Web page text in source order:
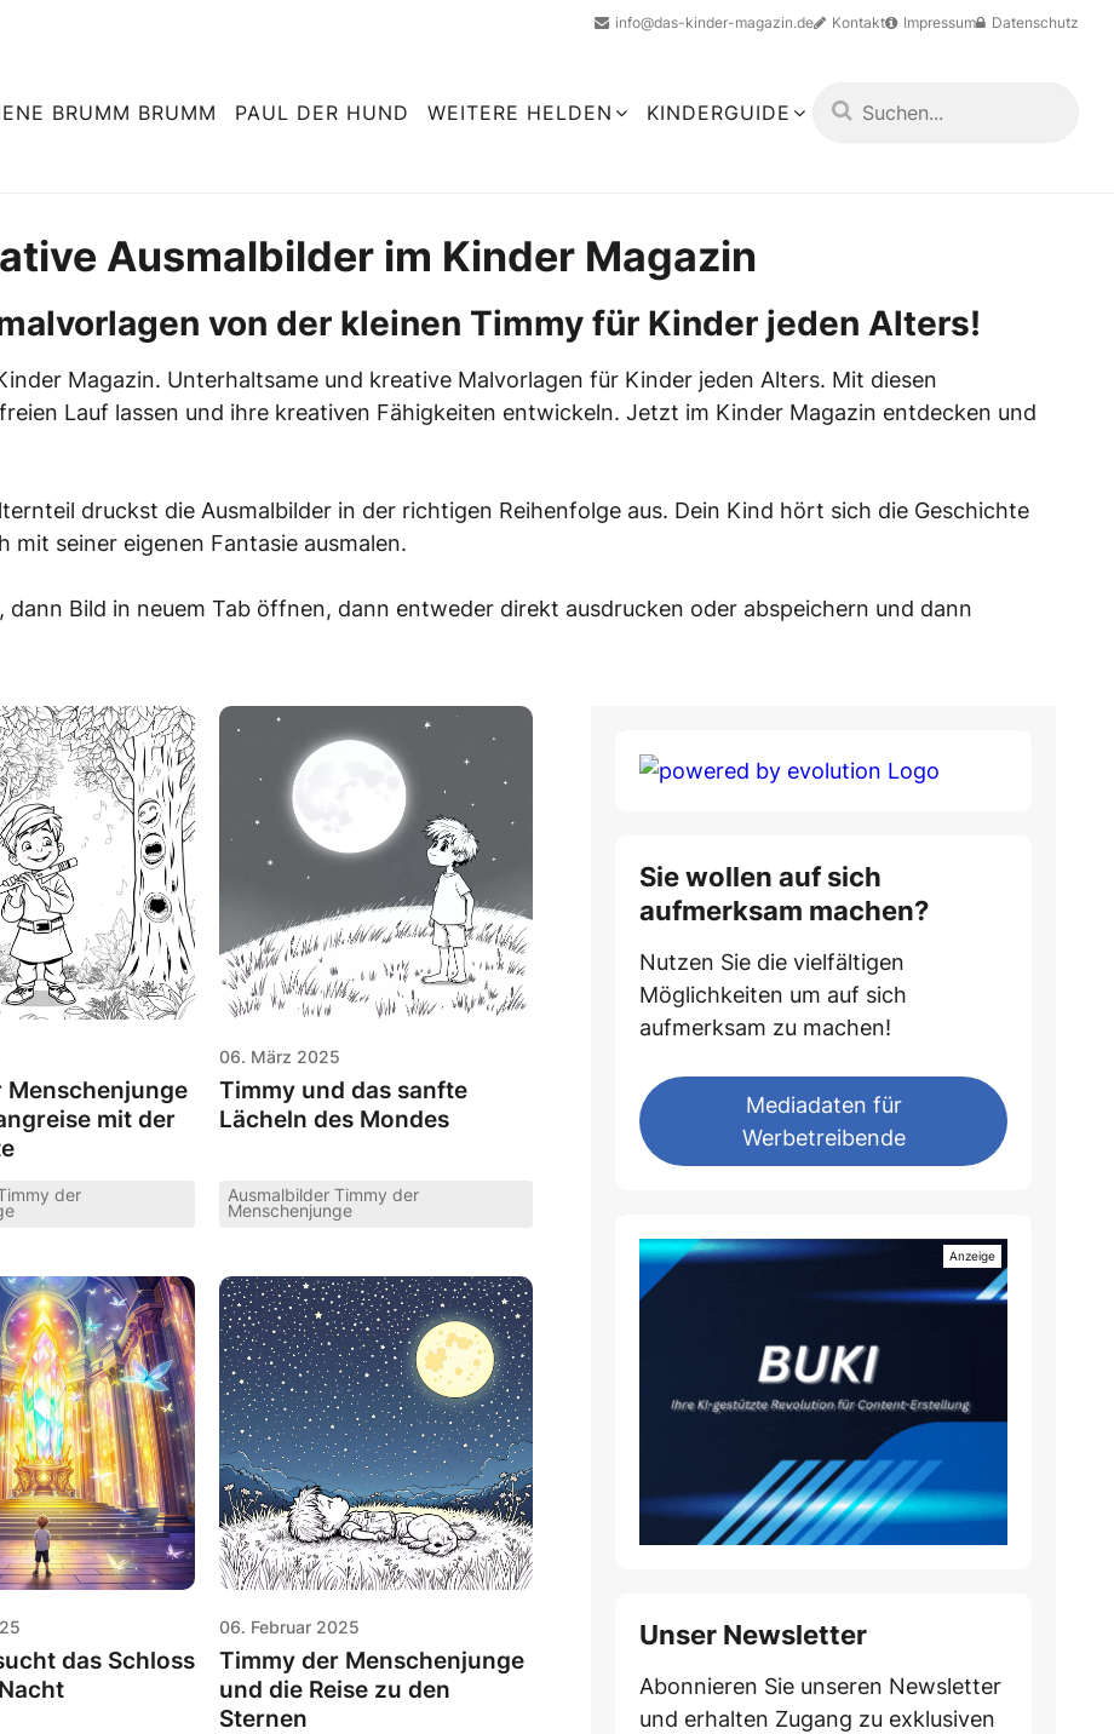
info@das-kinder-magazin.de Kontakt Impressum Datenschutz
BRUMM BRUMM PAUL DER HUND WEITERE HELDEN KINDERGUIDE
Ausmalbilder im Kinder Magazin
von der kleinen Timmy für Kinder jeden Alters!
Magazin. Unterhaltsame und kreative Malvorlagen für Kinder jeden Alters. Mit diesen
Lauf lassen und ihre kreativen Fähigkeiten entwickeln. Jetzt im Kinder Magazin entdecken und
druckst die Ausmalbilder in der richtigen Reihenfolge aus. Dein Kind hört sich die Geschichte
mit seiner eigenen Fantasie ausmalen.
dann Bild in neuem Tab öffnen, dann entweder direkt ausdrucken oder abspeichern und dann
Menschenjunge
mit der
der
06. März 2025
Timmy und das sanfte
Lächeln des Mondes
Ausmalbilder Timmy der
Menschenjunge
das Schloss
06. Februar 2025
Timmy der Menschenjunge
und die Reise zu den
Sternen
Sie wollen auf sich
aufmerksam machen?
Nutzen Sie die vielfältigen
Möglichkeiten um auf sich
aufmerksam zu machen!
Mediadaten für
Werbetreibende
Unser Newsletter
Abonnieren Sie unseren Newsletter
und erhalten Zugang zu exklusiven